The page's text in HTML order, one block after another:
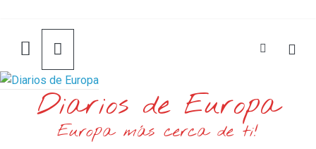
contenido
Diarios de Europa
Europa más cerca de ti!